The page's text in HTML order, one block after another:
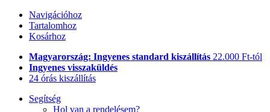
Navigációhoz
Tartalomhoz
Kosárhoz
Magyarország: Ingyenes standard kiszállítás 22.000 Ft-tól
Ingyenes visszaküldés
24 órás kiszállítás
Segítség
Hol van a rendelésem?